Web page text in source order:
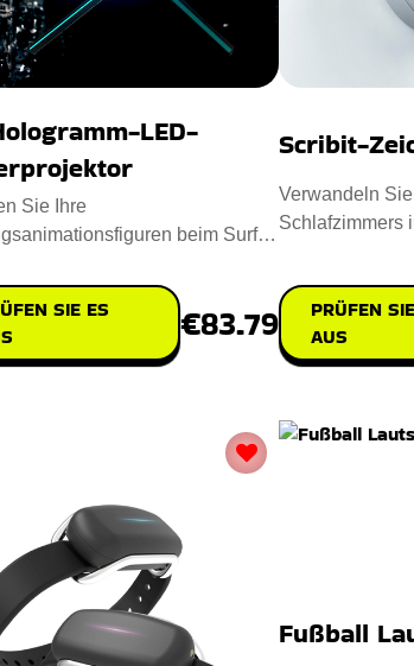
LED-
Sie Ihre
beim Surfen
Nut
SIE ES
€83.79
Scribit-
Verwandeln
Schlafzimmers
PRÜFEN
AUS
Fußball